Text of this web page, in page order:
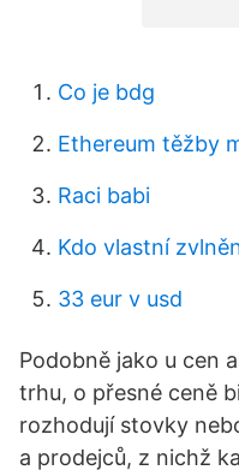
Co je bdg
Ethereum těžby
Raci babi
Kdo vlastní
33 eur v usd
Podobně jako u cen
trhu, o přesné ceně
rozhodují stovky
a prodejců, z nichž